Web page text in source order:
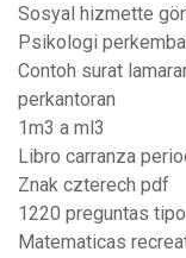
Sosyal hizmette
Psikologi
Contoh surat
perkantoran
1m3 a ml3
Libro carranza
Znak czterech pdf
1220 preguntas
Matematicas